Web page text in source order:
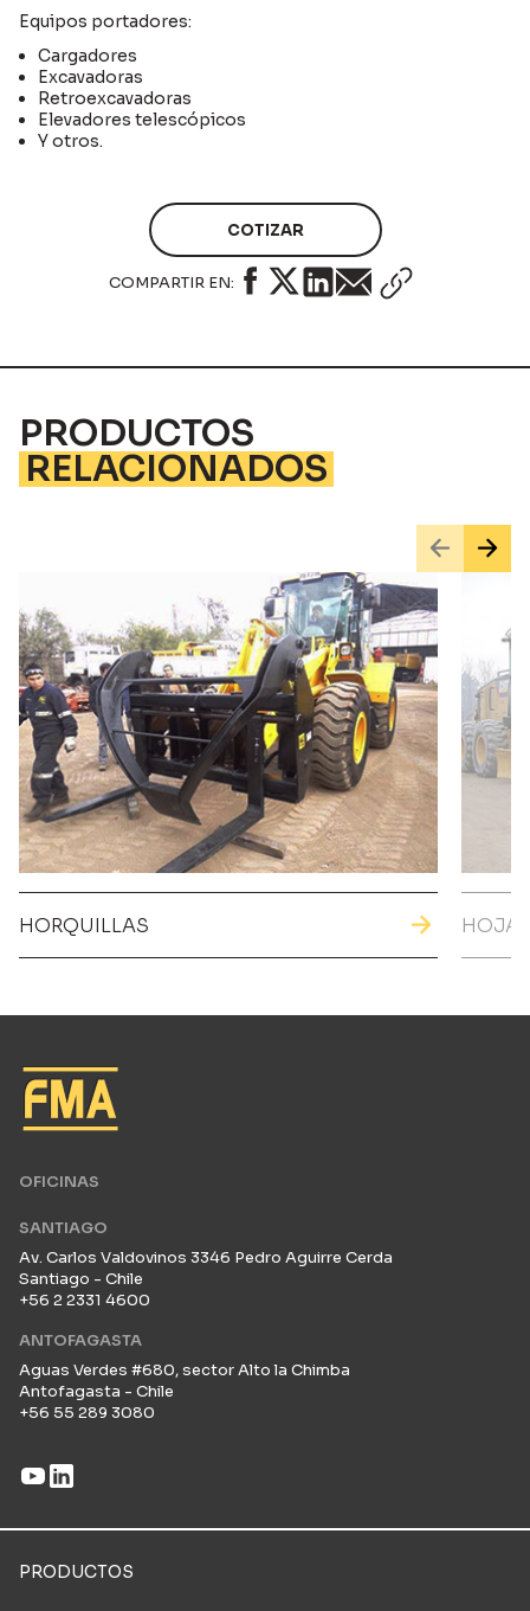
Equipos portadores:
Cargadores
Excavadoras
Retroexcavadoras
Elevadores telescópicos
Y otros.
COTIZAR
COMPARTIR EN:
PRODUCTOS
RELACIONADOS
HORQUILLAS
OFICINAS
SANTIAGO
Av. Carlos Valdovinos 3346 Pedro Aguirre Cerda
Santiago - Chile
+56 2 2331 4600
ANTOFAGASTA
Aguas Verdes #680, sector Alto la Chimba
Antofagasta - Chile
+56 55 289 3080
PRODUCTOS